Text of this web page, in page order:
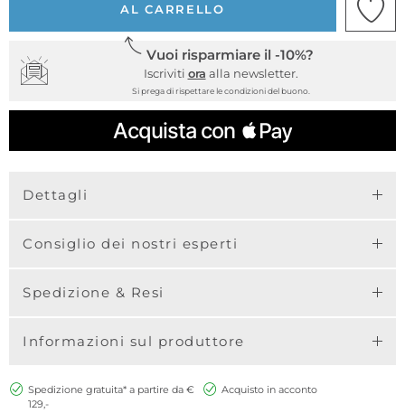
AL CARRELLO
Vuoi risparmiare il -10%?
Iscriviti ora alla newsletter.
Si prega di rispettare le condizioni del buono.
Dettagli
Consiglio dei nostri esperti
Spedizione & Resi
Informazioni sul produttore
Spedizione gratuita* a partire da €
129,-
Acquisto in acconto